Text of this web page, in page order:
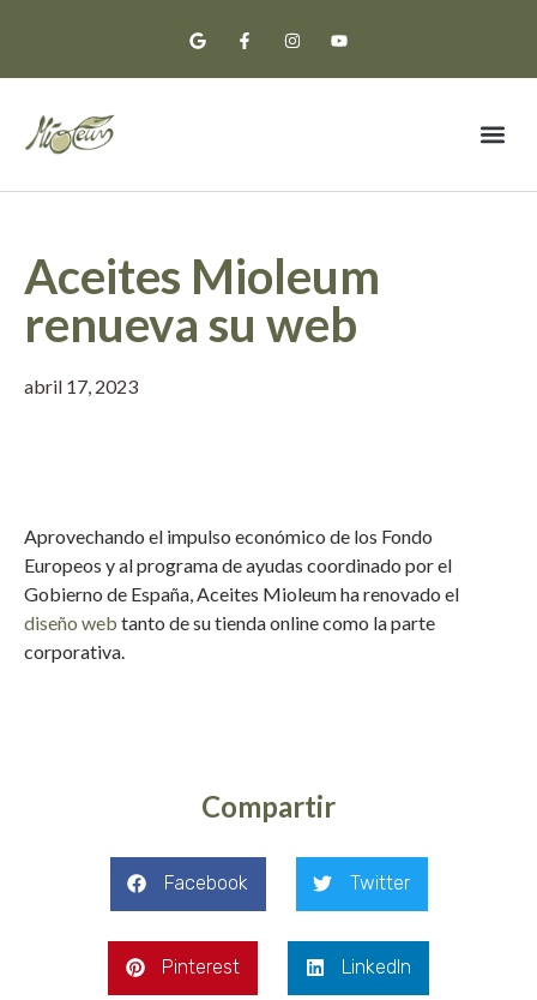
Aceites Mioleum
renueva su web
abril 17, 2023
Aprovechando el impulso económico de los Fondo
Europeos y al programa de ayudas coordinado por el
Gobierno de España, Aceites Mioleum ha renovado el
diseño web tanto de su tienda online como la parte
corporativa.
Compartir
Facebook Twitter
Pinterest LinkedIn